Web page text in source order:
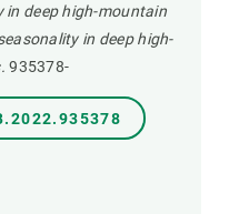
deep high-mountain
in deep high-
935378-